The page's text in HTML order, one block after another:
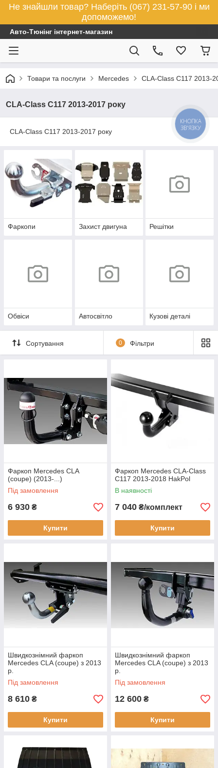
Не знайшли товар? Наберіть (067) 231-57-90 і ми
допоможемо!
Авто-Тюнінг інтернет-магазин
Товари та послуги Mercedes CLA-Class C117 2013-
CLA-Class C117 2013-2017 року
CLA-Class C117 2013-2017 року
Фаркопи Захист двигуна Решітки
Обвіси Автосвітло Кузові деталі
Сортування 0 Фільтри
Фаркоп Mercedes CLA
(coupe) (2013-...)
Під замовлення
6 930 ₴
Купити
Фаркоп Mercedes CLA-Class
C117 2013-2018 HakPol
В наявності
7 040 ₴/комплект
Купити
Швидкознімний фаркоп
Mercedes CLA (coupe) з 2013
р.
Під замовлення
8 610 ₴
Купити
Швидкознімний фаркоп
Mercedes CLA (coupe) з 2013
р.
Під замовлення
12 600 ₴
Купити
КНОПКА
ЗВ'ЯЗКУ